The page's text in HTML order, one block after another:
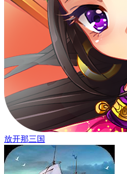
放开那三国